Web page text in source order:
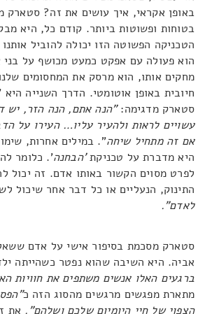
באופן אקראי, איך עושים את זה? סטארק
בטוחות ופשוטות ביותר. קודם כל, היא
הטכניקה הפשוטה הזו יכולה להוביל אותנו
הוא פעולה עם אפקט כמעט מכושף על בני
מחקים אותו, הוא מרסק את המחסומים
חיובית באופן אוטומטי. הדרך השנייה
סטארק מדגימה:"הנה אתם, הנה הזר, יש
עשויים לראות ולהעיר עליו… העירו על
אם זה מתחיל שיחה". במילים אחרות,
היא מדברת על טכניקת'הבחנה'. כלומר
לפרט מסוים הקשור באותו אדם. זה יכול
התינוק, הנעליים או כל דבר אחר שיכול
לאדם".
סטארק מסכמת בסיפור אישי על אדם
אביה. היא השיבה שהוא נפטר כשהייתה
ברגעים האלו אנשים משתפים את חוויות
מתארת מפגשים מרגשים מהסוג הזה כ
הצפוי של חיי היומיום שלכם ושלהם". את